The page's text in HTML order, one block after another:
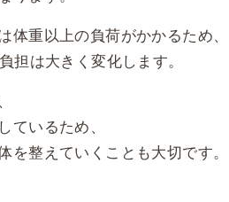
体重以上の負荷がかかるため、
担は大きく変化します。
ているため、
を整えていくことも大切です。